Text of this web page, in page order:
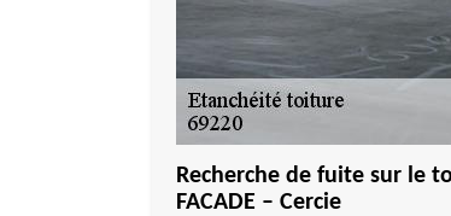
Recherche de fuite sur le
FACADE – Cercie